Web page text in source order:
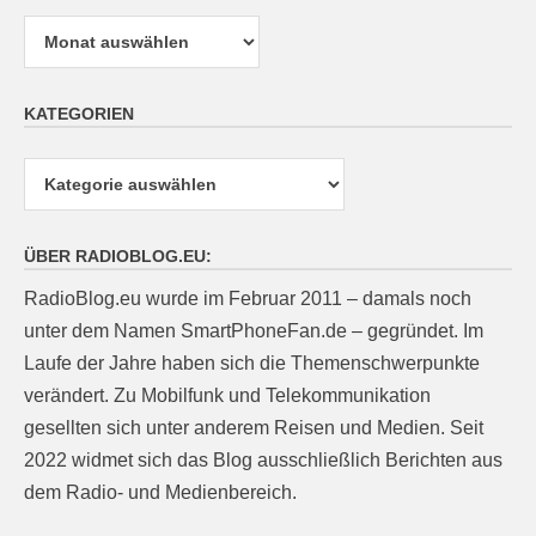
Archiv
KATEGORIEN
ÜBER RADIOBLOG.EU:
RadioBlog.eu wurde im Februar 2011 – damals noch
unter dem Namen SmartPhoneFan.de – gegründet. Im
Laufe der Jahre haben sich die Themenschwerpunkte
verändert. Zu Mobilfunk und Telekommunikation
gesellten sich unter anderem Reisen und Medien. Seit
2022 widmet sich das Blog ausschließlich Berichten aus
dem Radio- und Medienbereich.